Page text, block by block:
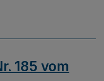
185 vom